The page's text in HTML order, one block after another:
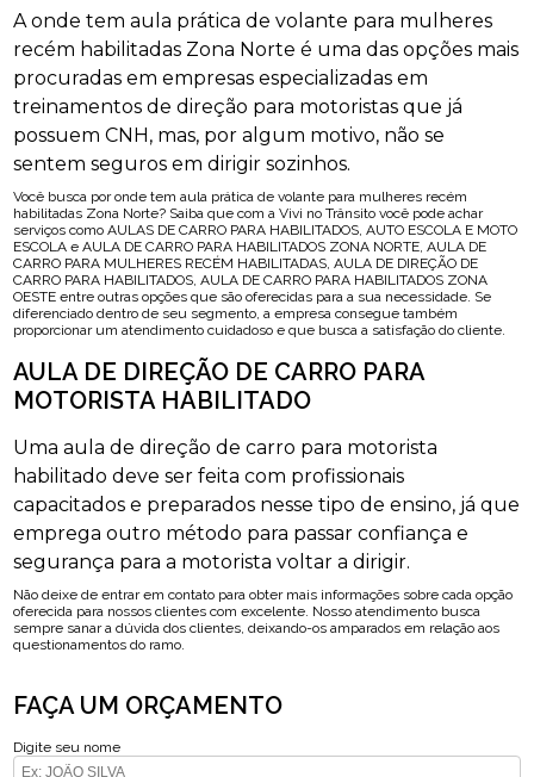
A onde tem aula prática de volante para mulheres
recém habilitadas Zona Norte é uma das opções mais
procuradas em empresas especializadas em
treinamentos de direção para motoristas que já
possuem CNH, mas, por algum motivo, não se
sentem seguros em dirigir sozinhos.
Você busca por onde tem aula prática de volante para mulheres recém
habilitadas Zona Norte? Saiba que com a Vivi no Trânsito você pode achar
serviços como AULAS DE CARRO PARA HABILITADOS, AUTO ESCOLA E MOTO
ESCOLA e AULA DE CARRO PARA HABILITADOS ZONA NORTE, AULA DE
CARRO PARA MULHERES RECÉM HABILITADAS, AULA DE DIREÇÃO DE
CARRO PARA HABILITADOS, AULA DE CARRO PARA HABILITADOS ZONA
OESTE entre outras opções que são oferecidas para a sua necessidade. Se
diferenciado dentro de seu segmento, a empresa consegue também
proporcionar um atendimento cuidadoso e que busca a satisfação do cliente.
AULA DE DIREÇÃO DE CARRO PARA
MOTORISTA HABILITADO
Uma aula de direção de carro para motorista
habilitado deve ser feita com profissionais
capacitados e preparados nesse tipo de ensino, já que
emprega outro método para passar confiança e
segurança para a motorista voltar a dirigir.
Não deixe de entrar em contato para obter mais informações sobre cada opção
oferecida para nossos clientes com excelente. Nosso atendimento busca
sempre sanar a dúvida dos clientes, deixando-os amparados em relação aos
questionamentos do ramo.
FAÇA UM ORÇAMENTO
Digite seu nome